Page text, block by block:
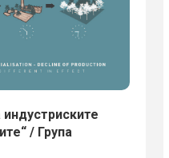
индустриските
/ Група